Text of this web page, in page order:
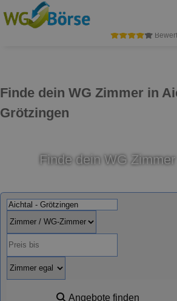
Finde dein WG Zimmer in
Grötzingen
Finde dein WG
Angebote finden